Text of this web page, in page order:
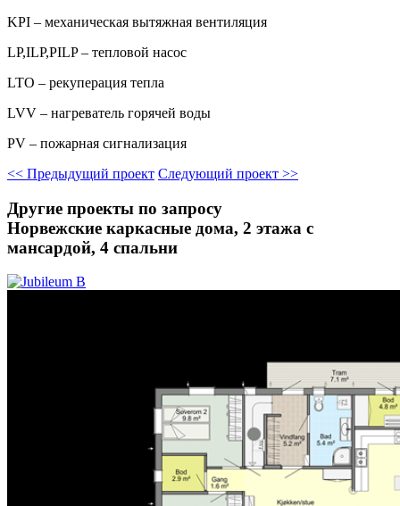
KPI – механическая вытяжная вентиляция
LP,ILP,PILP – тепловой насос
LTO – рекуперация тепла
LVV – нагреватель горячей воды
PV – пожарная сигнализация
<< Предыдущий проект Следующий проект >>
Другие проекты по запросу
Норвежские каркасные дома, 2 этажа с
мансардой, 4 спальни